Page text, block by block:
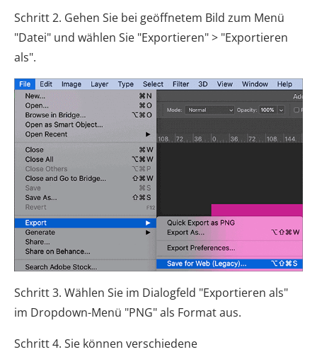
Schritt 2. Gehen Sie bei geöffnetem Bild zum Menü
"Datei" und wählen Sie "Exportieren" > "Exportieren
als".
Schritt 3. Wählen Sie im Dialogfeld "Exportieren als"
im Dropdown-Menü "PNG" als Format aus.
Schritt 4. Sie können verschiedene